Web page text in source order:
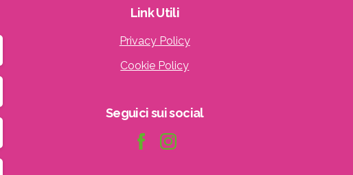
LinkUtili
Privacy Policy
Cookie Policy
Seguicisuisocial